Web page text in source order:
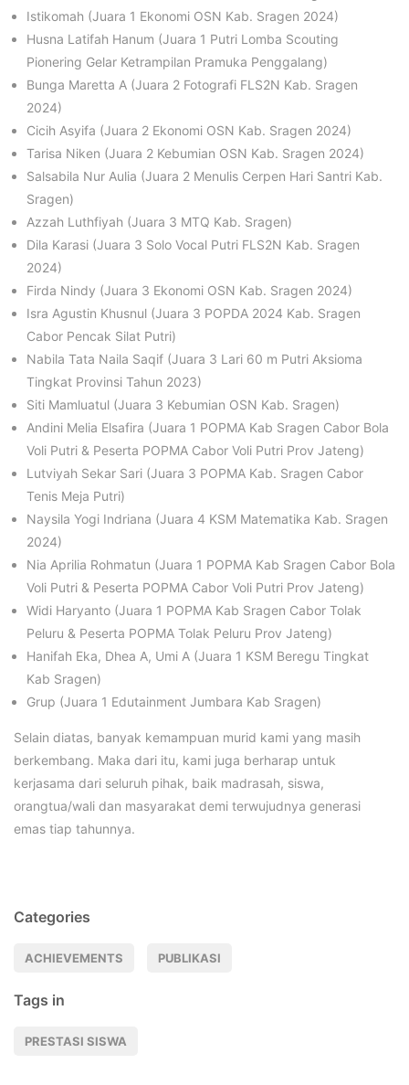
Istikomah (Juara 1 Ekonomi OSN Kab. Sragen 2024)
Husna Latifah Hanum (Juara 1 Putri Lomba Scouting
Pionering Gelar Ketrampilan Pramuka Penggalang)
Bunga Maretta A (Juara 2 Fotografi FLS2N Kab. Sragen
2024)
Cicih Asyifa (Juara 2 Ekonomi OSN Kab. Sragen 2024)
Tarisa Niken (Juara 2 Kebumian OSN Kab. Sragen 2024)
Salsabila Nur Aulia (Juara 2 Menulis Cerpen Hari Santri Kab.
Sragen)
Azzah Luthfiyah (Juara 3 MTQ Kab. Sragen)
Dila Karasi (Juara 3 Solo Vocal Putri FLS2N Kab. Sragen
2024)
Firda Nindy (Juara 3 Ekonomi OSN Kab. Sragen 2024)
Isra Agustin Khusnul (Juara 3 POPDA 2024 Kab. Sragen
Cabor Pencak Silat Putri)
Nabila Tata Naila Saqif (Juara 3 Lari 60 m Putri Aksioma
Tingkat Provinsi Tahun 2023)
Siti Mamluatul (Juara 3 Kebumian OSN Kab. Sragen)
Andini Melia Elsafira (Juara 1 POPMA Kab Sragen Cabor Bola
Voli Putri & Peserta POPMA Cabor Voli Putri Prov Jateng)
Lutviyah Sekar Sari (Juara 3 POPMA Kab. Sragen Cabor
Tenis Meja Putri)
Naysila Yogi Indriana (Juara 4 KSM Matematika Kab. Sragen
2024)
Nia Aprilia Rohmatun (Juara 1 POPMA Kab Sragen Cabor Bola
Voli Putri & Peserta POPMA Cabor Voli Putri Prov Jateng)
Widi Haryanto (Juara 1 POPMA Kab Sragen Cabor Tolak
Peluru & Peserta POPMA Tolak Peluru Prov Jateng)
Hanifah Eka, Dhea A, Umi A (Juara 1 KSM Beregu Tingkat
Kab Sragen)
Grup (Juara 1 Edutainment Jumbara Kab Sragen)
Selain diatas, banyak kemampuan murid kami yang masih
berkembang. Maka dari itu, kami juga berharap untuk
kerjasama dari seluruh pihak, baik madrasah, siswa,
orangtua/wali dan masyarakat demi terwujudnya generasi
emas tiap tahunnya.
Categories
ACHIEVEMENTS PUBLIKASI
Tags in
PRESTASI SISWA